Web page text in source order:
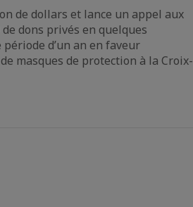
de dollars et lance un appel aux
dons privés en quelques
d’un an en faveur
masques de protection à la Croix-